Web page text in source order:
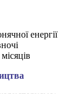
енергії